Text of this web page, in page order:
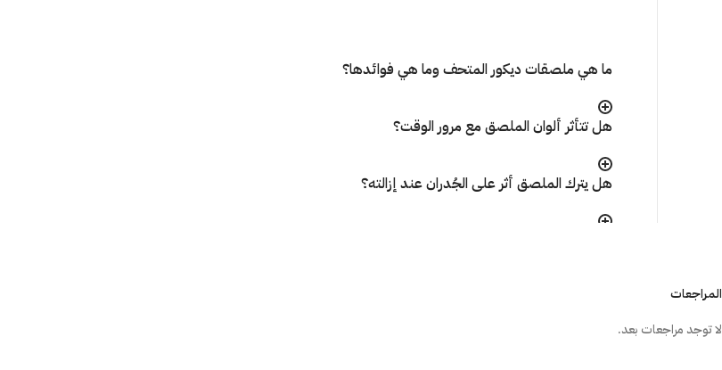
ما هي ملصقات ديكور المتحف وما هي فوائدها؟
هل تتأثر ألوان الملصق مع مرور الوقت؟
هل يترك الملصق أثر على الجُدران عند إزالته؟
المراجعات
لا توجد مراجعات بعد.